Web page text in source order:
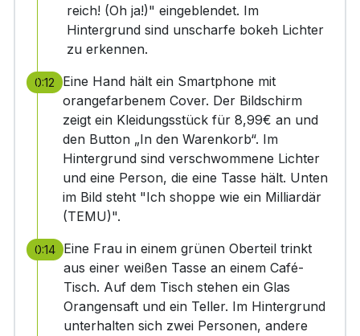
reich! (Oh ja!)" eingeblendet. Im
Hintergrund sind unscharfe bokeh Lichter
zu erkennen.
0:12
Eine Hand hält ein Smartphone mit
orangefarbenem Cover. Der Bildschirm
zeigt ein Kleidungsstück für 8,99€ an und
den Button „In den Warenkorb“. Im
Hintergrund sind verschwommene Lichter
und eine Person, die eine Tasse hält. Unten
im Bild steht "Ich shoppe wie ein Milliardär
(TEMU)".
0:14 Eine Frau in einem grünen Oberteil trinkt
aus einer weißen Tasse an einem Café-
Tisch. Auf dem Tisch stehen ein Glas
Orangensaft und ein Teller. Im Hintergrund
unterhalten sich zwei Personen, andere